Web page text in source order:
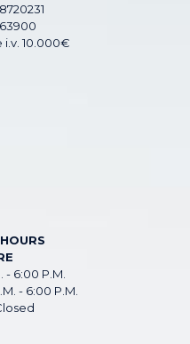
10.000€
- 6:00 P.M.
- 6:00 P.M.